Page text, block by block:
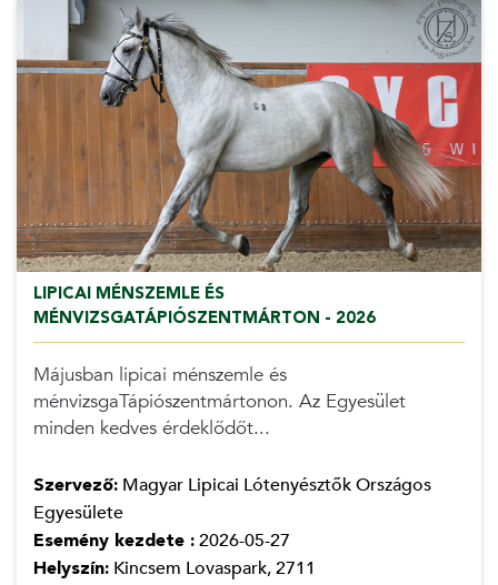
LIPICAI MÉNSZEMLE ÉS
MÉNVIZSGATÁPIÓSZENTMÁRTON - 2026
Májusban lipicai ménszemle és
ménvizsgaTápiószentmártonon. Az Egyesület
minden kedves érdeklődőt...
Szervező:Magyar Lipicai Lótenyésztők Országos
Egyesülete
Esemény kezdete :2026-05-27
Helyszín:Kincsem Lovaspark, 2711